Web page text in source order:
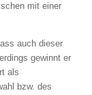
mit einer
auch dieser
gewinnt er
als
bzw. des